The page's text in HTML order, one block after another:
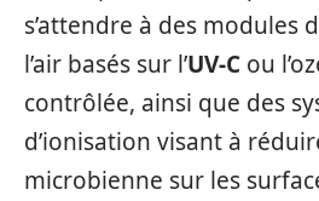
s’attendre à des modules
l’air basés sur l’UV-C ou
contrôlée, ainsi que des
d’ionisation visant à
microbienne sur les